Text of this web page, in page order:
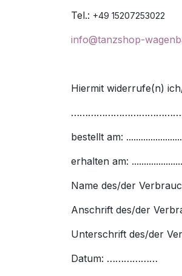
Tel.: +49 15207253022
info@tanzshop-
Hiermit widerrufe(n)
bestellt am:
erhalten am:
Name des/der
Anschrift des/der
Unterschrift des/der
Datum: ………………